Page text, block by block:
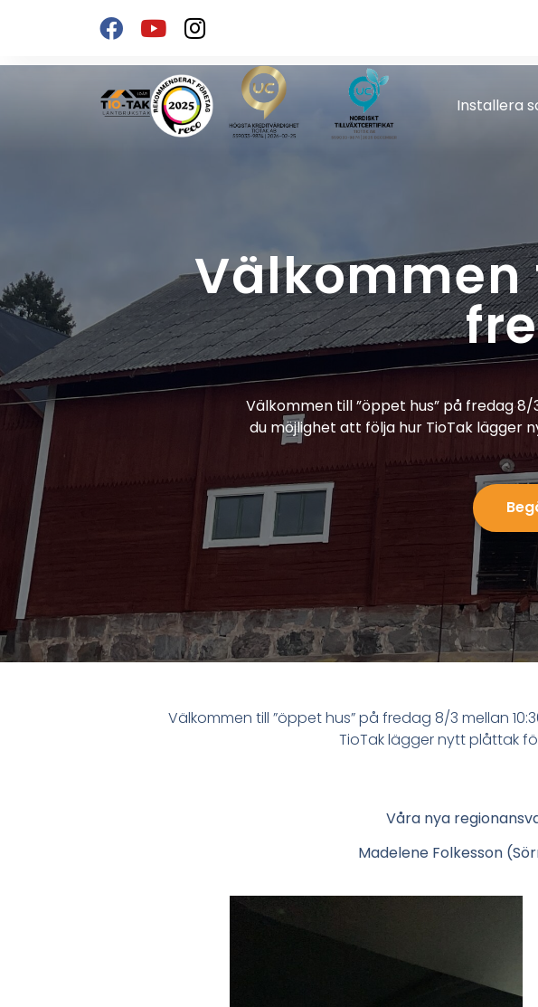
Installera
Välkommen
Välkommen till ”öppet hus” på fredag
du möjlighet att följa hur TioTak lägger
Välkommen till ”öppet hus” på fredag 8/3 mellan
TioTak lägger nytt plåttak
Våra nya
Madelene Folkesson